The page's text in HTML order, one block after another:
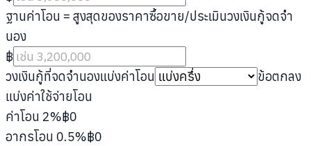
ฐานค่าโอน = สูงสุดของราคาซื้อขาย/ประเมินวงเงินกู้จดจำ
นอง
฿
วงเงินกู้ที่จดจำนองแบ่งค่าโอน
ข้อตกลง
แบ่งค่าใช้จ่ายโอน
ค่าโอน 2%฿0
อากรโอน 0.5%฿0